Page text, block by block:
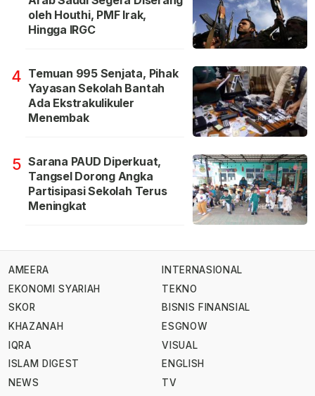
oleh Houthi, PMF Irak,
Hingga IRGC
4 Temuan 995 Senjata, Pihak
Yayasan Sekolah Bantah
Ada Ekstrakulikuler
Menembak
5 Sarana PAUD Diperkuat,
Tangsel Dorong Angka
Partisipasi Sekolah Terus
Meningkat
AMEERA
EKONOMI SYARIAH
SKOR
KHAZANAH
IQRA
ISLAM DIGEST
NEWS
INTERNASIONAL
TEKNO
BISNIS FINANSIAL
ESGNOW
VISUAL
ENGLISH
TV